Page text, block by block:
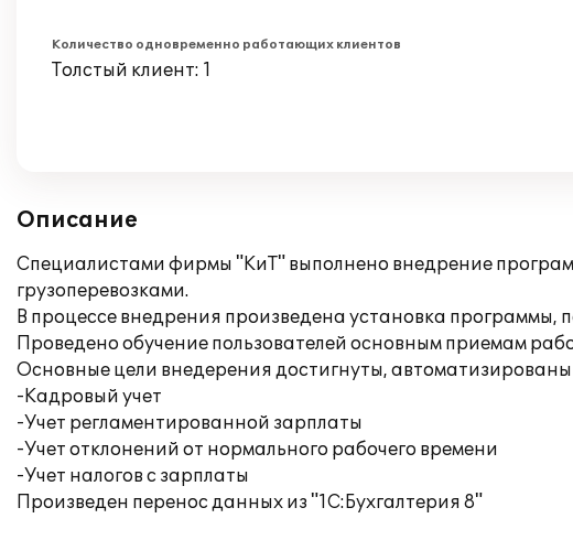
Количество одновременно работающих клиентов
Толстый клиент: 1
Описание
Специалистами фирмы "КиТ" выполнено внедрение
грузоперевозками.
В процессе внедрения произведена установка
Проведено обучение пользователей основным приемам
Основные цели внедерения достигнуты,
-Кадровый учет
-Учет регламентированной зарплаты
-Учет отклонений от нормального рабочего времени
-Учет налогов с зарплаты
Произведен перенос данных из "1С:Бухгалтерия 8"